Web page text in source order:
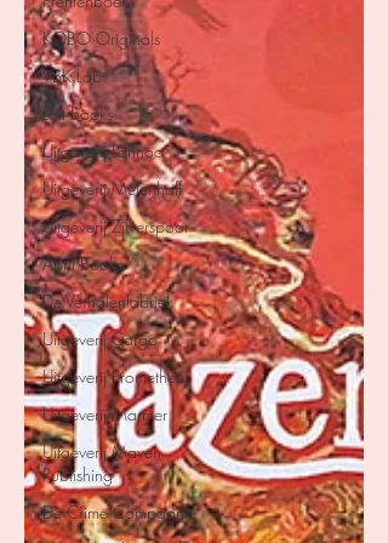
KOBO Originals
VBK Lab
Loft Books
Uitgeverij Lannoo
Uitgeverij Melenhoff
Uitgeverij Zilverspoor
April Books
De Verhalenfabriek
Uitgeverij Cargo
Uitgeverij Prometheus
Uitgeverij Marmer
Uitgeverij Maven
Publishing
De Crime Compagnie